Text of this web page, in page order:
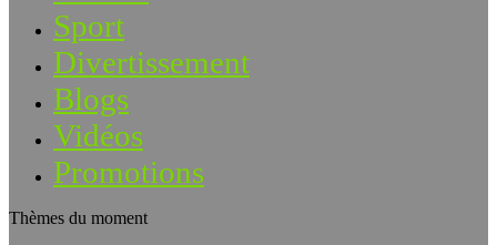
Sport
Divertissement
Blogs
Vidéos
Promotions
Thèmes du moment